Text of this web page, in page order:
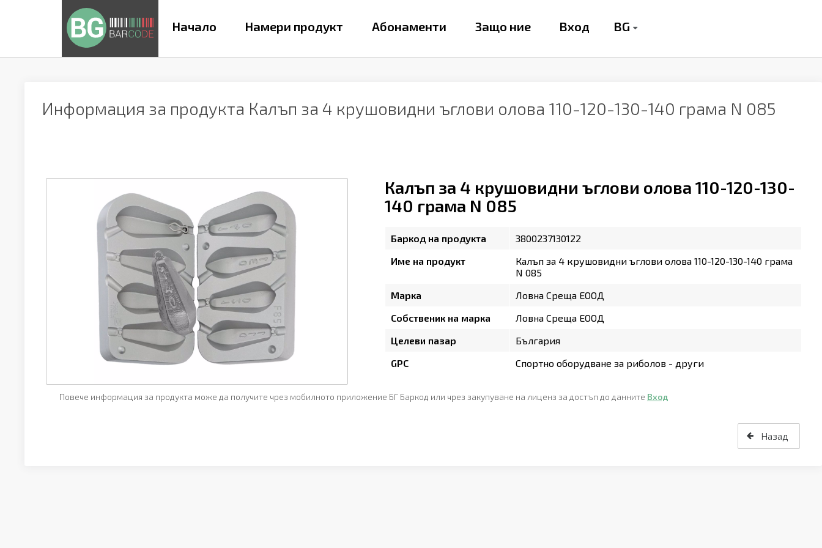
Начало Намери продукт Абонаменти Защо ние Вход BG
Информация за продукта Калъп за 4 крушовидни ъглови олова 110-120-130-140 грама N 085
Калъп за 4 крушовидни ъглови олова 110-120-130-
140 грама N 085
Баркод на продукта
3800237130122
Име на продукт
Калъп за 4 крушовидни ъглови олова 110-120-130-140 грама
N 085
Марка
Ловна Среща ЕООД
Собственик на марка
Ловна Среща ЕООД
Целеви пазар
България
GPC
Спортно оборудване за риболов - други
Повече информация за продукта може да получите чрез мобилното приложение БГ Баркод или чрез закупуване на лиценз за достъп до данните Вход
Назад